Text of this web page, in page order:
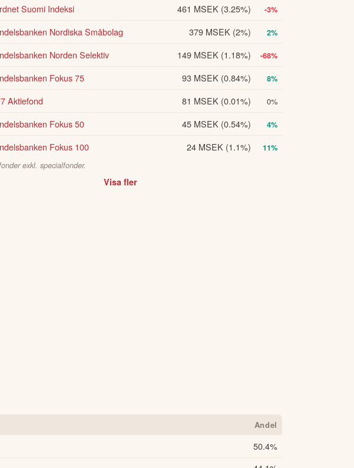
Suomi Indeksi 461 MSEK (3.25%) -3%
Nordiska Småbolag 379 MSEK (2%) 2%
Norden Selektiv 149 MSEK (1.18%) -68%
Fokus 75 93 MSEK (0.84%) 8%
Aktiefond 81 MSEK (0.01%) 0%
Fokus 50 45 MSEK (0.54%) 4%
Fokus 100 24 MSEK (1.1%)
11%
exkl. specialfonder.
Visa fler
Andel
50.4%